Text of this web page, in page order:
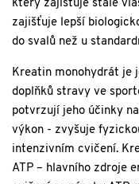
který zajišťuje stálé
zajišťuje lepší
do svalů než u
Kreatin monohydrát je
doplňků stravy ve
potvrzují jeho účinky
výkon - zvyšuje
intenzivním cvičení.
ATP – hlavního zdroje